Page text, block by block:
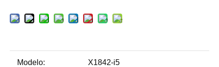
Modelo: X1842-i5